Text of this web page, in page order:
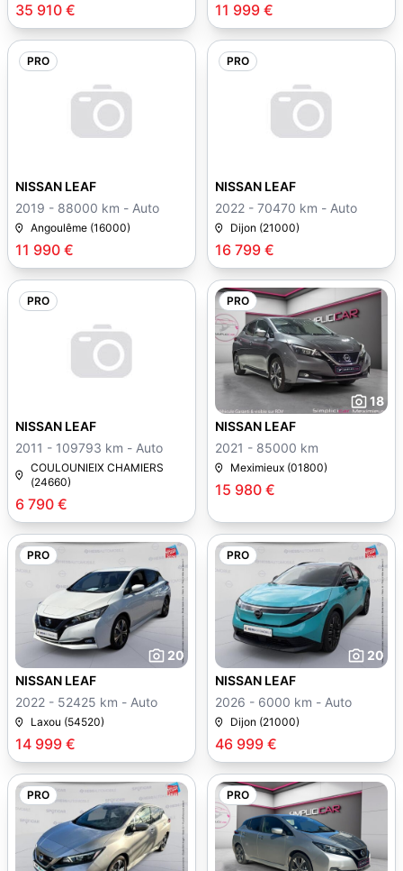
35 910 € 11 999 €
PRO
11 990 €
NISSAN LEAF
2019 - 88000 km - Auto
Angoulême (16000)
PRO
16 799 €
NISSAN LEAF
2022 - 70470 km - Auto
Dijon (21000)
PRO
6 790 €
NISSAN LEAF
2011 - 109793 km - Auto
COULOUNIEIX CHAMIERS
(24660)
PRO
18
15 980 €
NISSAN LEAF
2021 - 85000 km
Meximieux (01800)
PRO
20
14 999 €
NISSAN LEAF
2022 - 52425 km - Auto
Laxou (54520)
PRO
20
46 999 €
NISSAN LEAF
2026 - 6000 km - Auto
Dijon (21000)
PRO PRO